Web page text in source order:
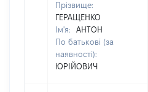
Прізвище:
ГЕРАЩЕНКО
Ім'я:
АНТОН
По батькові (за
наявності):
ЮРІЙОВИЧ